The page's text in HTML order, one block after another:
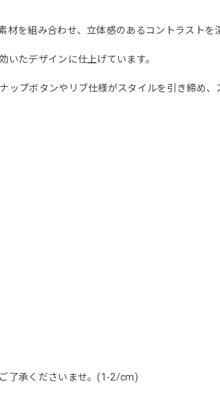
を組み合わせ、立体感のあるコントラストを
たデザインに仕上げています。
ップボタンやリブ仕様がスタイルを引き締め、
了承くださいませ。(1-2/cm)